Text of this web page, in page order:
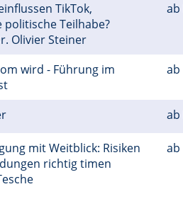
TikTok,
politische Teilhabe?
Olivier Steiner
ab
wird - Führung im
ab
ab
mit Weitblick: Risiken
richtig timen
ab